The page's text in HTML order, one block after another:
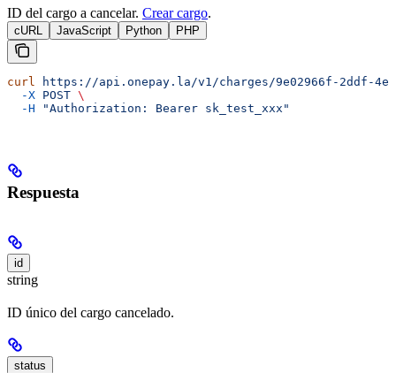
ID del cargo a cancelar. Crear cargo.
cURL JavaScript Python PHP
curl
https://api.onepay.la/v1/charges/9e02966f-2ddf-
  -X
POST \
  -H
"Authorization: Bearer sk_test_xxx"
Respuesta
id
string
ID único del cargo cancelado.
status